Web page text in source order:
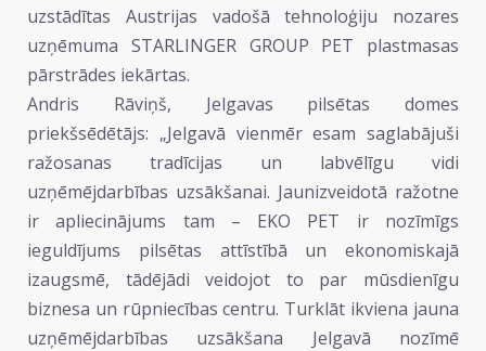
uzstādītas Austrijas vadošā tehnoloģiju nozares
uzņēmuma STARLINGER GROUP PET plastmasas
pārstrādes iekārtas.
Andris Rāviņš, Jelgavas pilsētas domes
priekšsēdētājs: „Jelgavā vienmēr esam saglabājuši
ražosanas tradīcijas un labvēlīgu vidi
uzņēmējdarbības uzsākšanai. Jaunizveidotā ražotne
ir apliecinājums tam – EKO PET ir nozīmīgs
ieguldījums pilsētas attīstībā un ekonomiskajā
izaugsmē, tādējādi veidojot to par mūsdienīgu
biznesa un rūpniecības centru. Turklāt ikviena jauna
uzņēmējdarbības uzsākšana Jelgavā nozīmē